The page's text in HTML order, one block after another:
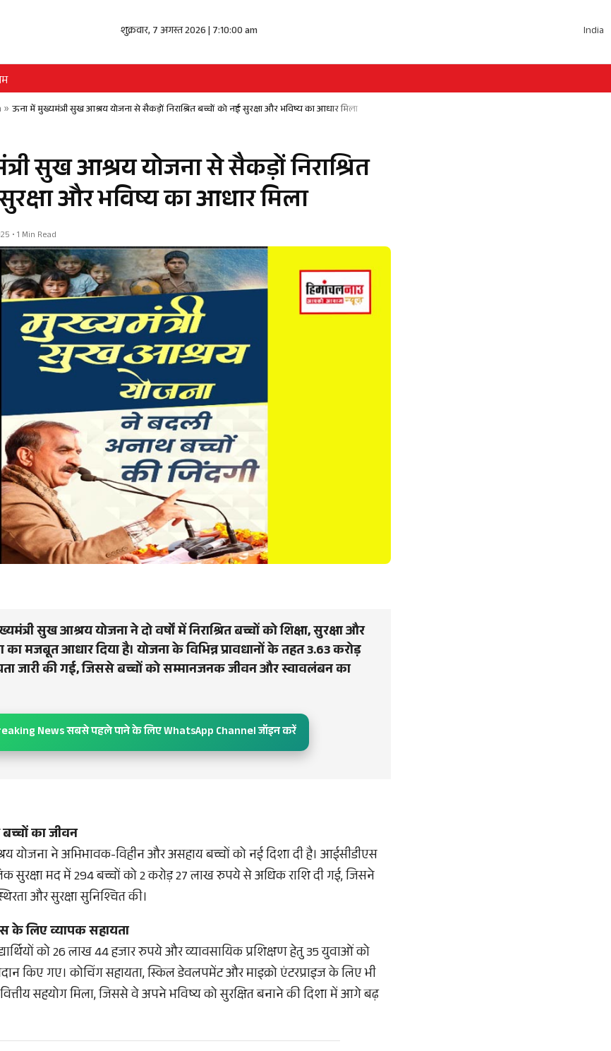
शुक्रवार, 7 अगस्त 2026 | 7:10:01 am India
» ऊना में मुख्यमंत्री सुख आश्रय योजना से सैकड़ों निराश्रित बच्चों को नई सुरक्षा और भविष्य का आधार मिला
सुख आश्रय योजना से सैकड़ों निराश्रित
और भविष्य का आधार मिला
• 1 Min Read
सुख आश्रय योजना ने दो वर्षों में निराश्रित बच्चों को शिक्षा, सुरक्षा और
का मजबूत आधार दिया है। योजना के विभिन्न प्रावधानों के तहत 3.63 करोड़
जारी की गई, जिससे बच्चों को सम्मानजनक जीवन और स्वावलंबन का
News सबसे पहले पाने के लिए WhatsApp Channel जॉइन करें
का जीवन
योजना ने अभिभावक-विहीन और असहाय बच्चों को नई दिशा दी है। आईसीडीएस
सुरक्षा मद में 294 बच्चों को 2 करोड़ 27 लाख रुपये से अधिक राशि दी गई, जिसने
और सुरक्षा सुनिश्चित की।
के लिए व्यापक सहायता
को 26 लाख 44 हजार रुपये और व्यावसायिक प्रशिक्षण हेतु 35 युवाओं को
किए गए। कोचिंग सहायता, स्किल डेवलपमेंट और माइक्रो एंटरप्राइज के लिए भी
सहयोग मिला, जिससे वे अपने भविष्य को सुरक्षित बनाने की दिशा में आगे बढ़